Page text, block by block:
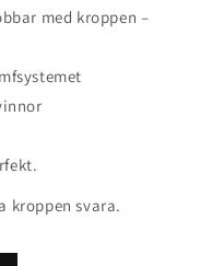
med kroppen –
kroppen svara.